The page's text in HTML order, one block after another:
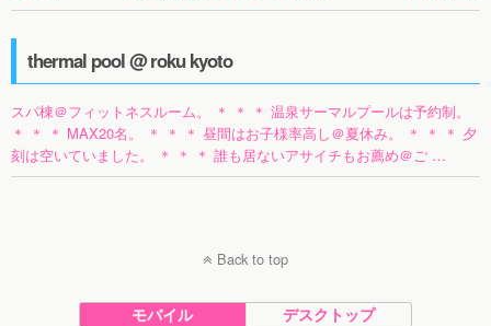
thermal pool @ roku kyoto
スパ棟＠フィットネスルーム。 ＊ ＊ ＊ 温泉サーマルプールは予約制。
＊ ＊ ＊ MAX20名。 ＊ ＊ ＊ 昼間はお子様率高し＠夏休み。 ＊ ＊ ＊ 夕
刻は空いていました。 ＊ ＊ ＊ 誰も居ないアサイチもお薦め＠ご …
Back to top
モバイル デスクトップ